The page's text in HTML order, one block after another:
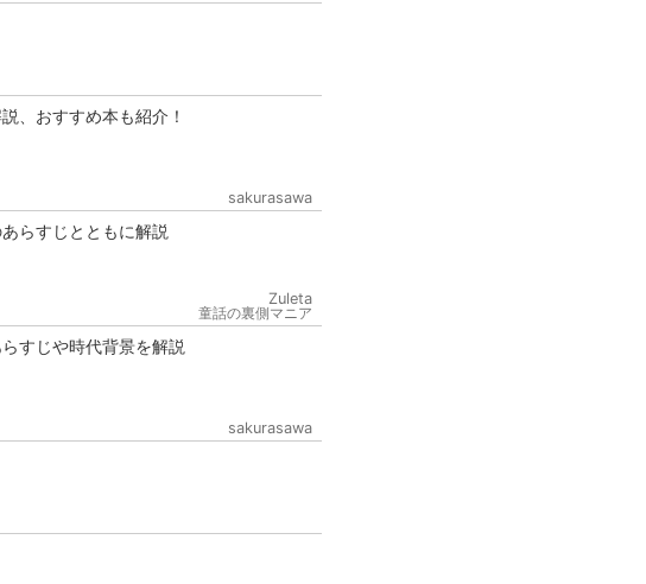
、おすすめ本も紹介！
sakurasawa
らすじとともに解説
Zuleta
童話の裏側マニア
すじや時代背景を解説
sakurasawa